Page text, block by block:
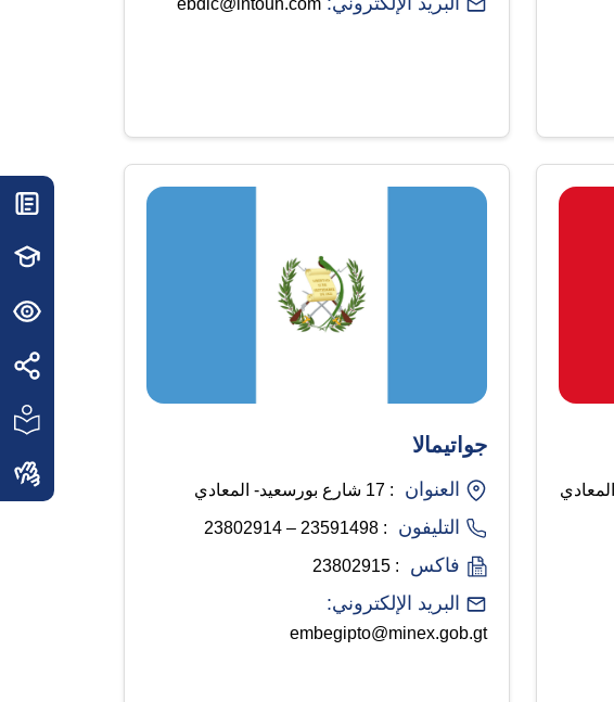
جواتيمالا
العنوان : 17 شارع بورسعيد- المعادي
التليفون : 23591498 – 23802914
فاكس : 23802915
البريد الإلكتروني:
embegipto@minex.gob.gt